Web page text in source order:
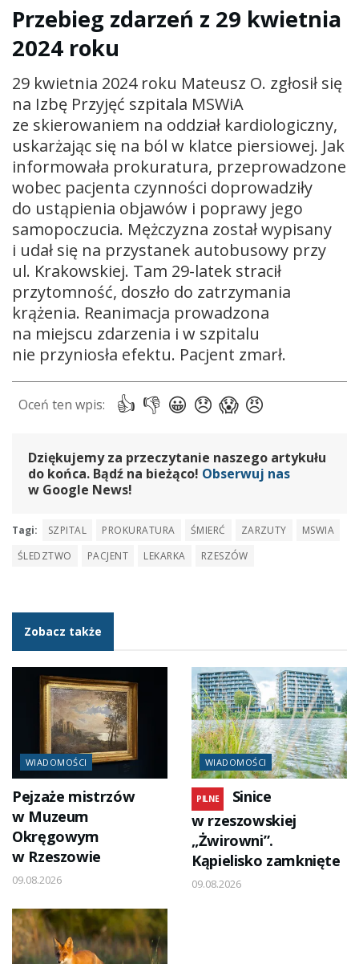
Przebieg zdarzeń z 29 kwietnia
2024 roku
29 kwietnia 2024 roku Mateusz O. zgłosił się
na Izbę Przyjęć szpitala MSWiA
ze skierowaniem na oddział kardiologiczny,
uskarżając się na ból w klatce piersiowej. Jak
informowała prokuratura, przeprowadzone
wobec pacjenta czynności doprowadziły
do ustąpienia objawów i poprawy jego
samopoczucia. Mężczyzna został wypisany
i udał się na przystanek autobusowy przy
ul. Krakowskiej. Tam 29-latek stracił
przytomność, doszło do zatrzymania
krążenia. Reanimacja prowadzona
na miejscu zdarzenia i w szpitalu
nie przyniosła efektu. Pacjent zmarł.
Dziękujemy za przeczytanie naszego artykułu
do końca. Bądź na bieżąco! Obserwuj nas
w Google News!
Tagi: SZPITAL PROKURATURA ŚMIERĆ ZARZUTY
MSWIA
ŚLEDZTWO
PACJENT LEKARKA RZESZÓW
Zobacz także
WIADOMOŚCI
Pejzaże mistrzów
w Muzeum
Okręgowym
w Rzeszowie
09.08.2026
WIADOMOŚCI
PILNE
Sinice
w rzeszowskiej
„Żwirowni”.
Kąpielisko zamknięte
09.08.2026